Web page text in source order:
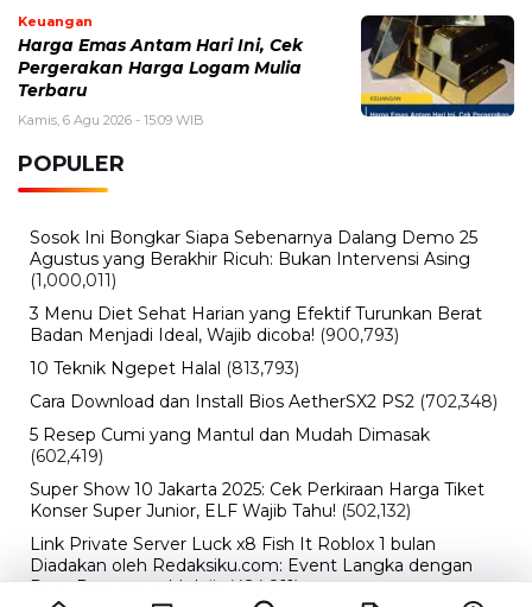
Keuangan
Harga Emas Antam Hari Ini, Cek
Pergerakan Harga Logam Mulia
Terbaru
Kamis, 6 Agu 2026 - 15:09 WIB
POPULER
Sosok Ini Bongkar Siapa Sebenarnya Dalang Demo 25
Agustus yang Berakhir Ricuh: Bukan Intervensi Asing
(1,000,011)
3 Menu Diet Sehat Harian yang Efektif Turunkan Berat
Badan Menjadi Ideal, Wajib dicoba! (900,793)
10 Teknik Ngepet Halal (813,793)
Cara Download dan Install Bios AetherSX2 PS2 (702,348)
5 Resep Cumi yang Mantul dan Mudah Dimasak
(602,419)
Super Show 10 Jakarta 2025: Cek Perkiraan Harga Tiket
Konser Super Junior, ELF Wajib Tahu! (502,132)
Link Private Server Luck x8 Fish It Roblox 1 bulan
Diadakan oleh Redaksiku.com: Event Langka dengan
Drop Rate yang Melejit (424,811)